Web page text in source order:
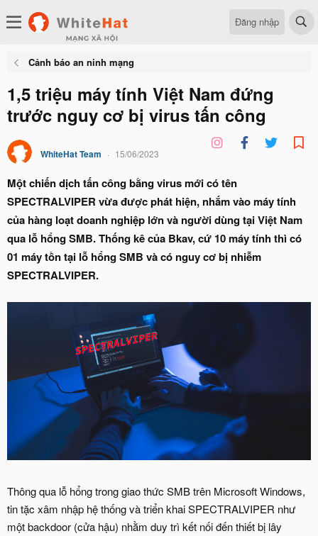
Đăng nhập
Cảnh báo an ninh mạng
1,5 triệu máy tính Việt Nam đứng
trước nguy cơ bị virus tấn công
WhiteHat Team 15/06/2023
Một chiến dịch tấn công bằng virus mới có tên
SPECTRALVIPER vừa được phát hiện, nhắm vào máy tính
của hàng loạt doanh nghiệp lớn và người dùng tại Việt Nam
qua lỗ hổng SMB. Thống kê của Bkav, cứ 10 máy tính thì có
01 máy tồn tại lỗ hổng SMB và có nguy cơ bị nhiễm
SPECTRALVIPER.
Thông qua lỗ hổng trong giao thức SMB trên Microsoft Windows,
tin tặc xâm nhập hệ thống và triển khai SPECTRALVIPER như
một backdoor (cửa hậu) nhằm duy trì kết nối đến thiết bị lây